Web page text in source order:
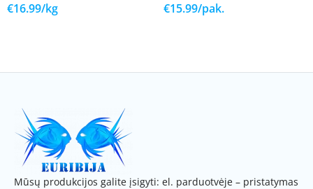
€16.99/kg
€15.99/pak.
Mūsų produkcijos galite įsigyti: el. parduotvėje – pristatymas